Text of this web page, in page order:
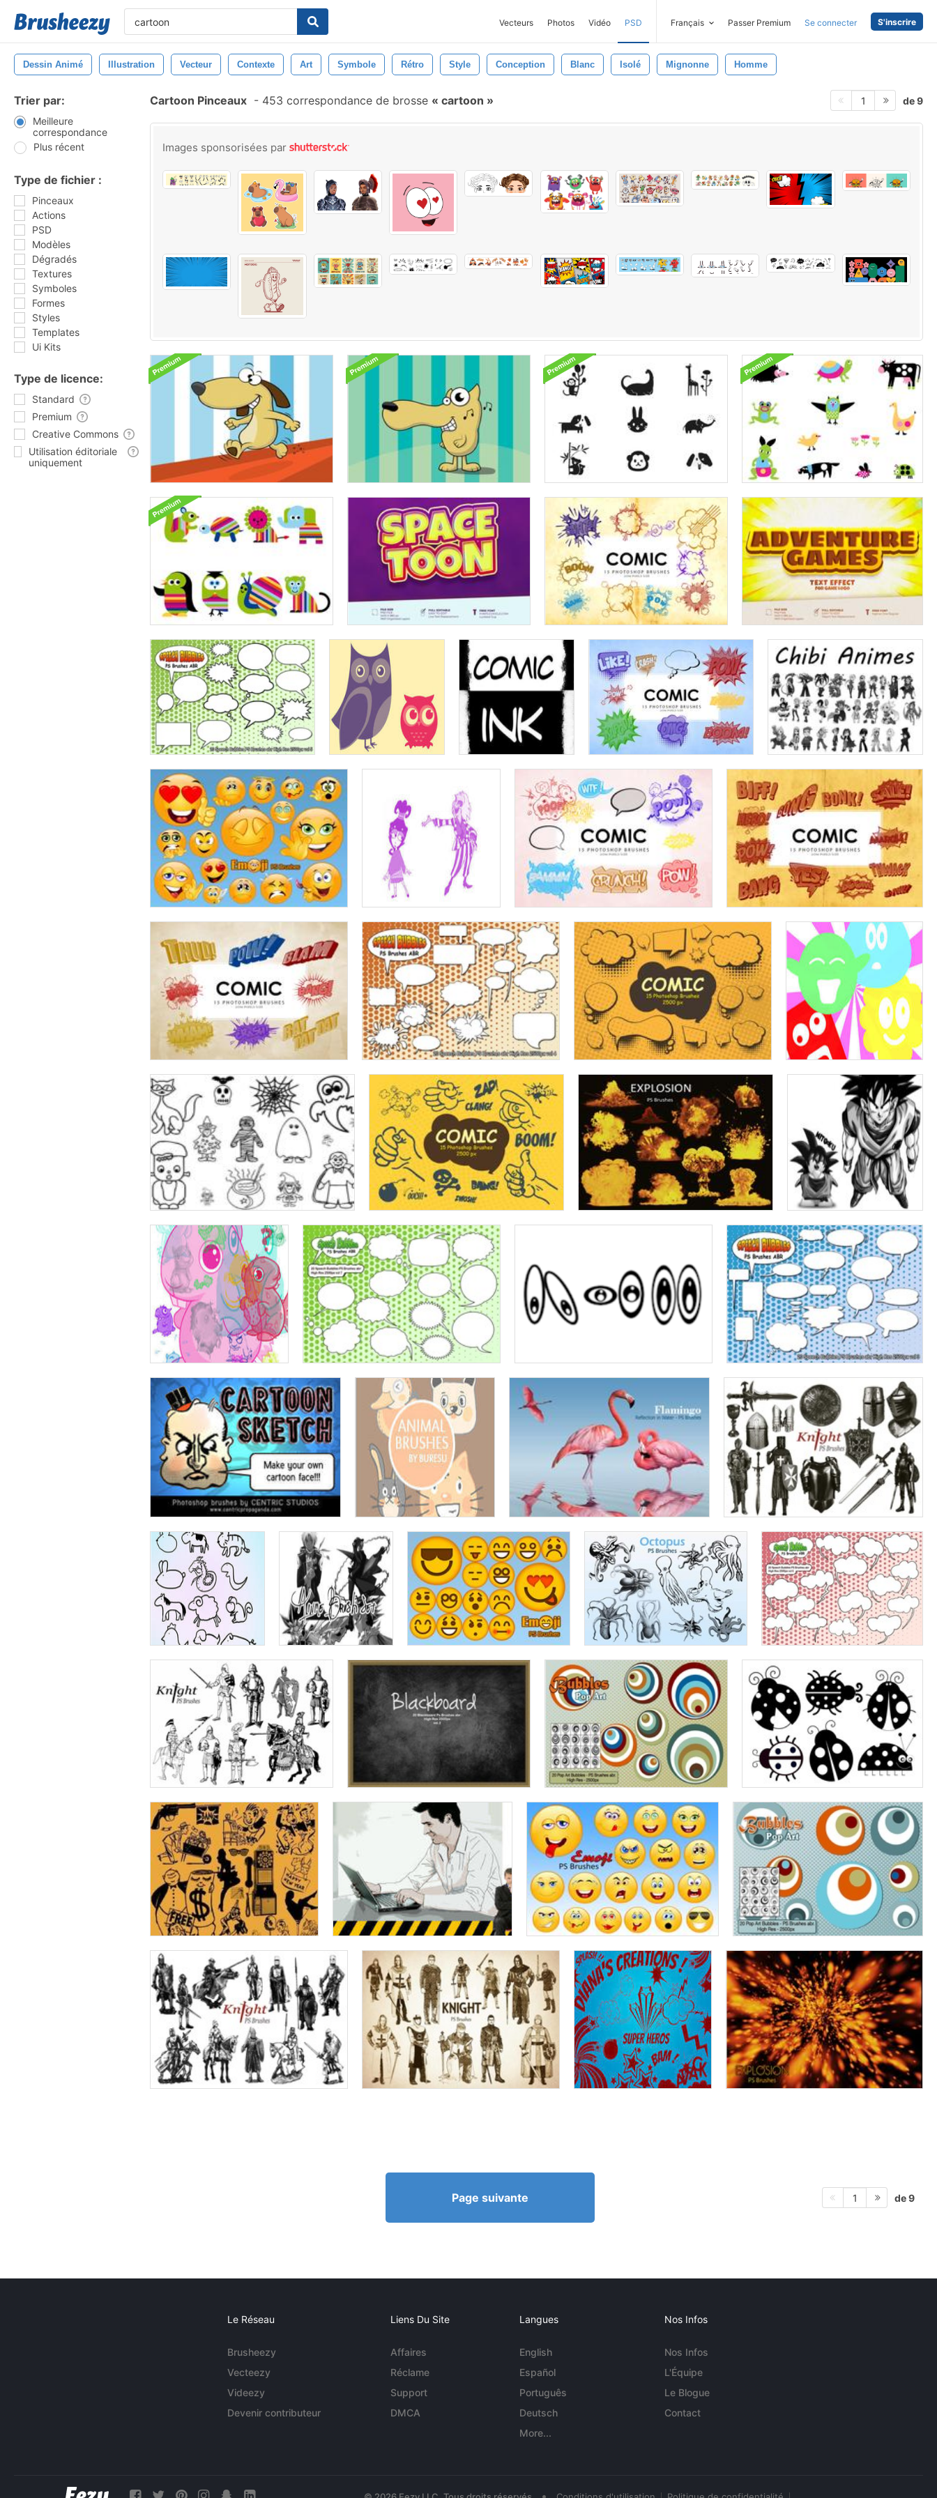
Vecteurs Photos Vidéo PSD Français Passer Premium Se connecter S'inscrire
Dessin Animé Illustration Vecteur Contexte Art Symbole Rétro Style Conception Blanc Isolé Mignonne Homme
Trier par:
Meilleure
correspondance
Plus récent
Type de fichier :
Pinceaux
Actions
PSD
Modèles
Dégradés
Textures
Symboles
Formes
Styles
Templates
Ui Kits
Type de licence:
Standard
Premium
Creative Commons
Utilisation éditoriale
uniquement
Cartoon Pinceaux - 453 correspondance de brosse cartoon 1 de 9
Images sponsorisées par
Page suivante 1 de 9
Le Réseau
Brusheezy
Vecteezy
Videezy
Devenir contributeur
Liens Du Site
Affaires
Réclame
Support
DMCA
Langues
English
Español
Português
Deutsch
More...
Nos Infos
Nos Infos
L'Équipe
Le Blogue
Contact